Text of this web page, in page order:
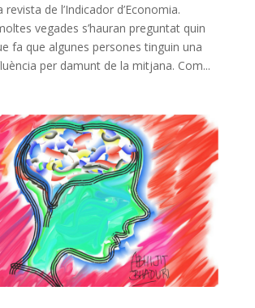
de l’Indicador d’Economia.
vegades s’hauran preguntat quin
fa que algunes persones tinguin una
per damunt de la mitjana. Com...